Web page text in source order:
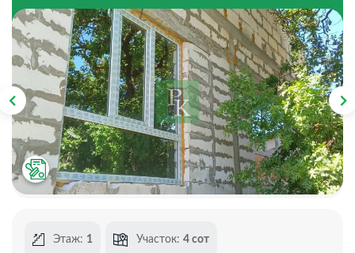
Этаж: 1 Участок: 4 сот